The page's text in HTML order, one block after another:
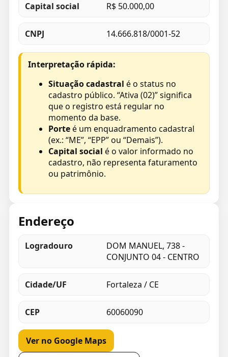
Capital social R$ 50.000,00
CNPJ 14.666.818/0001-52
Interpretação rápida:
Situação cadastral é o status no
cadastro público. “Ativa (02)” significa
que o registro está regular no
momento da base.
Porteé um enquadramento cadastral
(ex.: “ME”, “EPP” ou “Demais”).
Capital social é o valor informado no
cadastro, não representa faturamento
ou patrimônio.
Endereço
Logradouro
DOM MANUEL, 738 -
CONJUNTO 04 - CENTRO
Cidade/UF Fortaleza / CE
CEP 60060090
Ver no Google Maps